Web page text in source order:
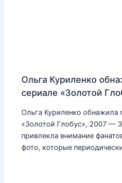
Ольга Куриленко
сериале «Золотой
Ольга Куриленко обнажила
«Золотой Глобус», 2007 —
привлекла внимание
фото, которые